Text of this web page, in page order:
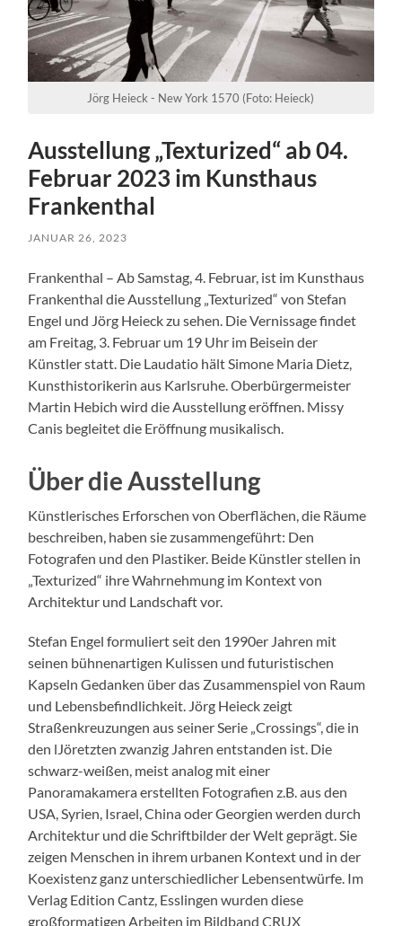
Jörg Heieck - New York 1570 (Foto: Heieck)
Ausstellung „Texturized“ ab 04.
Februar 2023 im Kunsthaus
Frankenthal
JANUAR 26, 2023
Frankenthal – Ab Samstag, 4. Februar, ist im Kunsthaus
Frankenthal die Ausstellung „Texturized“ von Stefan
Engel und Jörg Heieck zu sehen. Die Vernissage findet
am Freitag, 3. Februar um 19 Uhr im Beisein der
Künstler statt. Die Laudatio hält Simone Maria Dietz,
Kunsthistorikerin aus Karlsruhe. Oberbürgermeister
Martin Hebich wird die Ausstellung eröffnen. Missy
Canis begleitet die Eröffnung musikalisch.
Über die Ausstellung
Künstlerisches Erforschen von Oberflächen, die Räume
beschreiben, haben sie zusammengeführt: Den
Fotografen und den Plastiker. Beide Künstler stellen in
„Texturized“ ihre Wahrnehmung im Kontext von
Architektur und Landschaft vor.
Stefan Engel formuliert seit den 1990er Jahren mit
seinen bühnenartigen Kulissen und futuristischen
Kapseln Gedanken über das Zusammenspiel von Raum
und Lebensbefindlichkeit. Jörg Heieck zeigt
Straßenkreuzungen aus seiner Serie „Crossings“, die in
den lJöretzten zwanzig Jahren entstanden ist. Die
schwarz-weißen, meist analog mit einer
Panoramakamera erstellten Fotografien z.B. aus den
USA, Syrien, Israel, China oder Georgien werden durch
Architektur und die Schriftbilder der Welt geprägt. Sie
zeigen Menschen in ihrem urbanen Kontext und in der
Koexistenz ganz unterschiedlicher Lebensentwürfe. Im
Verlag Edition Cantz, Esslingen wurden diese
großformatigen Arbeiten im Bildband CRUX